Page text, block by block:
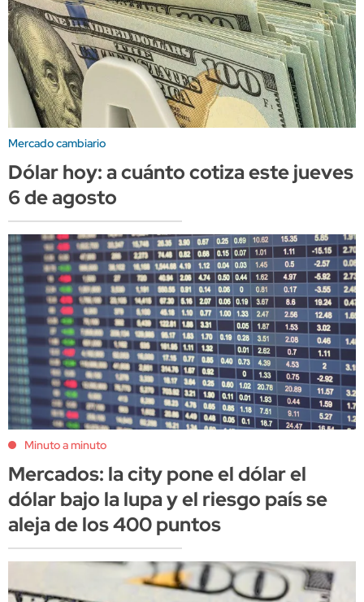
Mercado cambiario
Dólar hoy: a cuánto cotiza este jueves
6 de agosto
Minuto a minuto
Mercados: la city pone el dólar el
dólar bajo la lupa y el riesgo país se
aleja de los 400 puntos